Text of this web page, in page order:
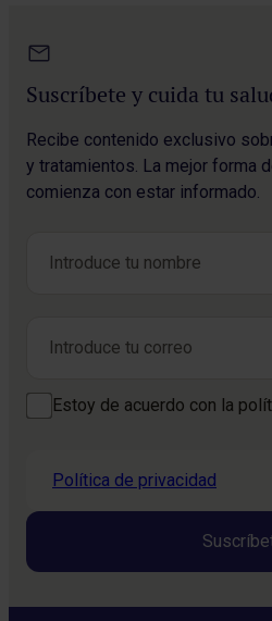
Suscríbete y cuida tu
Recibe contenido exclusivo
y tratamientos. La mejor forma
comienza con estar informado.
Consentimiento *
Estoy de acuerdo con la
Política de privacidad